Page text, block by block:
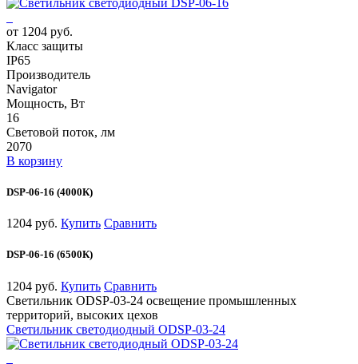
от 1204 руб.
Класс защиты
IP65
Производитель
Navigator
Мощность, Вт
16
Световой поток, лм
2070
В корзину
DSP-06-16 (4000К)
1204 руб. Купить Сравнить
DSP-06-16 (6500К)
1204 руб. Купить Сравнить
Светильник ODSP-03-24 освещение промышленных
территорий, высоких цехов
Светильник светодиодный ODSP-03-24